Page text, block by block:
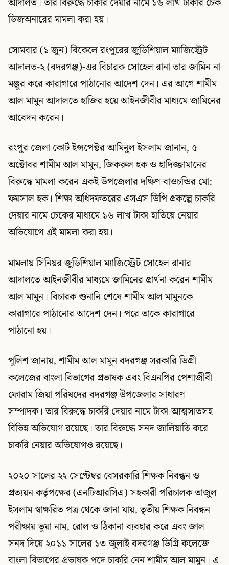
ডিজঅনারের মামলা করা হয়।
সোমবার (১ জুন) বিকেলে রংপুরের জুডিশিয়াল ম্যাজিস্ট্রেট
আদালত-২ (বদরগঞ্জ)-এর বিচারক সোহেল রানা তার জামিন না
মঞ্জুর করে কারাগারে পাঠানোর আদেশ দেন। এর আগে শামীম
আল মামুন আদালতে হাজির হয়ে আইনজীবীর মাধ্যমে জামিনের
আবেদন করেন।
রংপুর জেলা কোর্ট ইন্সপেক্টর আমিনুল ইসলাম জানান, ৫
অক্টোবর শামীম আল মামুন, জিকরুল হক ও হাদিজ্জামানের
বিরুদ্ধে মামলা করেন একই উপজেলার দক্ষিণ বাওচন্ডির মো:
ফয়সাল হক। শিক্ষা অধিদফতরের এসএস ডিপি প্রকল্পে চাকরি
দেয়ার নামে চেকের মাধ্যমে ১৬ লাখ টাকা হাতিয়ে নেয়ার
অভিযোগে এই মামলা করা হয়।
মামলায় সিনিয়র জুডিশিয়াল ম্যাজিস্ট্রেট সোহেল রানার
আদালতে আইনজীবীর মাধ্যমে জামিনের প্রার্থনা করেন শামীম
আল মামুন। বিচারক শুনানি শেষে শামীম আল মামুনকে
কারাগারে পাঠানোর আদেশ দেন। পরে তাকে কারাগারে
পাঠানো হয়।
পুলিশ জানায়, শামীম আল মামুন বদরগঞ্জ সরকারি ডিগ্রী
কলেজের বাংলা বিভাগের প্রভাষক এবং বিএনপির পেশাজীবী
ফোরাম জিয়া পরিষদের বদরগঞ্জ উপজেলার সাধারণ
সম্পাদক। তার বিরুদ্ধে চাকরি দেয়ার নামে টাকা আত্মসাতসহ
বিভিন্ন অভিযোগ রয়েছে। তার বিরুদ্ধে সনদ জালিয়াতি করে
চাকরি নেয়ার অভিযোগও রয়েছে।
২০২০ সালের ২২ সেপ্টেম্বর বেসরকারি শিক্ষক নিবন্ধন ও
প্রত্যয়ন কর্তৃপক্ষের (এনটিআরসিএ) সহকারী পরিচালক তাজুল
ইসলাম স্বাক্ষরিত পত্র থেকে জানা যায়, তৃতীয় শিক্ষক নিবন্ধন
পরীক্ষায় ভুয়া নাম, রোল ও ঠিকানা ব্যবহার করে এবং জাল
সনদ দিয়ে ২০১১ সালের ১৩ জুলাই বদরগঞ্জ ডিগ্রি কলেজে
বাংলা বিভাগের প্রভাষক পদে চাকরি নেন শামীম আল মামুন। এ